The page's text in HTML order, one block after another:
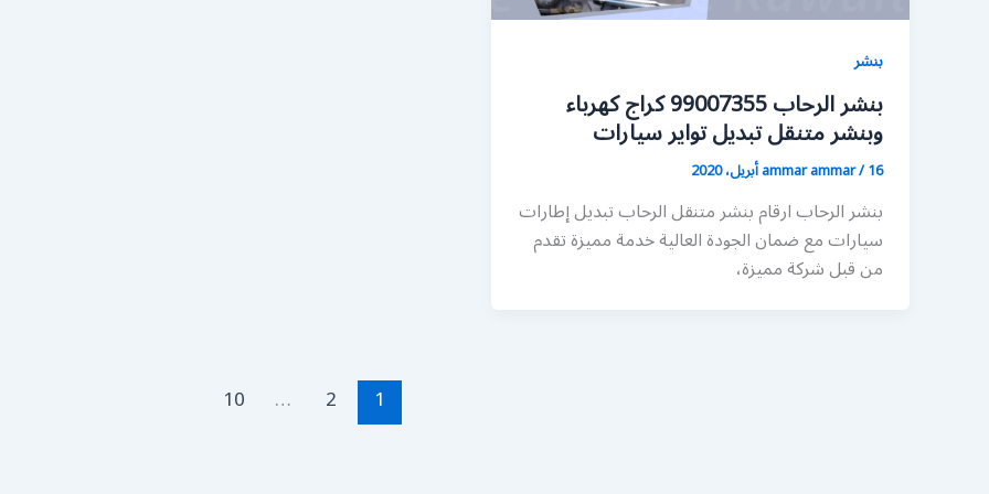
بنشر
بنشر الرحاب 99007355 كراج كهرباء
وبنشر متنقل تبديل تواير سيارات
ammar ammar/16 أبريل، 2020
بنشر الرحاب ارقام بنشر متنقل الرحاب تبديل إطارات
سيارات مع ضمان الجودة العالية خدمة مميزة تقدم
من قبل شركة مميزة،
1
2
…
10